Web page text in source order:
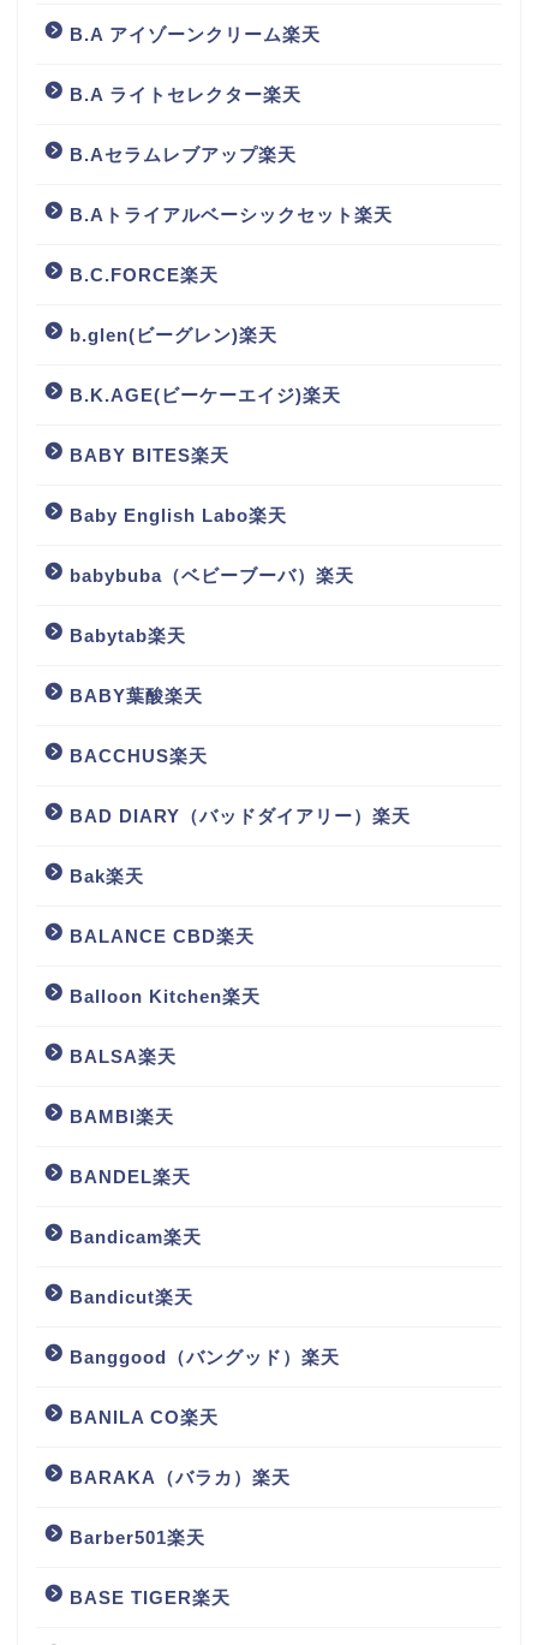
B.A アイゾーンクリーム楽天
B.A ライトセレクター楽天
B.Aセラムレブアップ楽天
B.Aトライアルベーシックセット楽天
B.C.FORCE楽天
b.glen(ビーグレン)楽天
B.K.AGE(ビーケーエイジ)楽天
BABY BITES楽天
Baby English Labo楽天
babybuba（ベビーブーバ）楽天
Babytab楽天
BABY葉酸楽天
BACCHUS楽天
BAD DIARY（バッドダイアリー）楽天
Bak楽天
BALANCE CBD楽天
Balloon Kitchen楽天
BALSA楽天
BAMBI楽天
BANDEL楽天
Bandicam楽天
Bandicut楽天
Banggood（バングッド）楽天
BANILA CO楽天
BARAKA（バラカ）楽天
Barber501楽天
BASE TIGER楽天